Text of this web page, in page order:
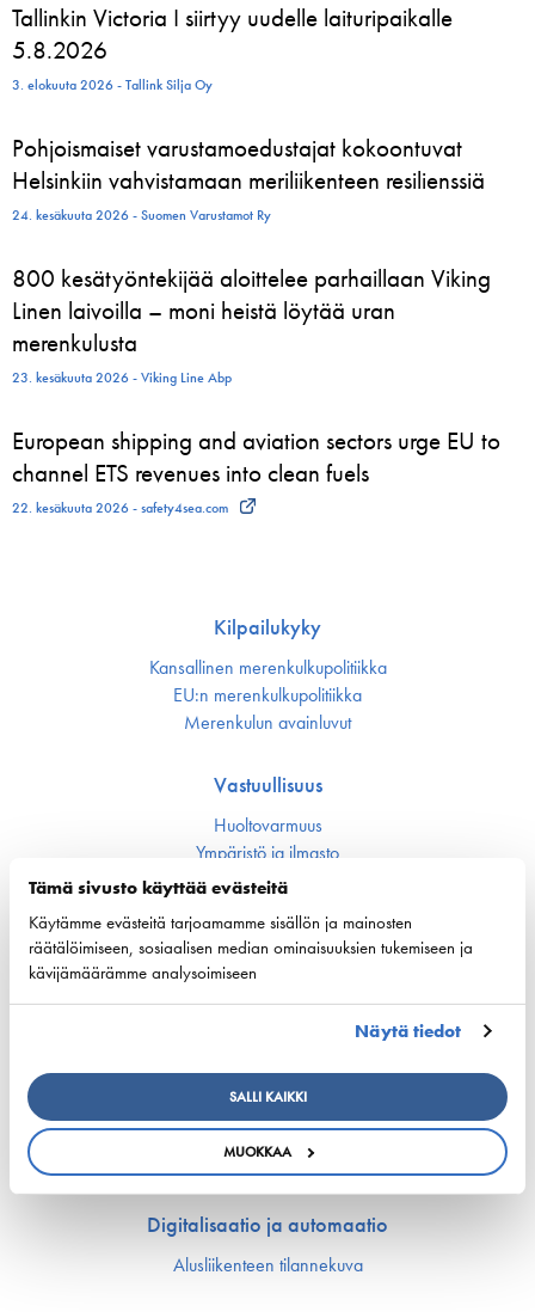
Tämä sivusto käyttää evästeitä
Käytämme evästeitä tarjoamamme sisällön ja mainosten
räätälöimiseen, sosiaalisen median ominaisuuksien tukemiseen ja
kävijämäärämme analysoimiseen
Näytä tiedot
SALLI KAIKKI
MUOKKAA
Tallinkin Victoria I siirtyy uudelle laituripaikalle
5.8.2026
3. elokuuta 2026 - Tallink Silja Oy
Pohjoismaiset varustamoedustajat kokoontuvat
Helsinkiin vahvistamaan meriliikenteen resilienssiä
24. kesäkuuta 2026 - Suomen Varustamot Ry
800 kesätyöntekijää aloittelee parhaillaan Viking
Linen laivoilla – moni heistä löytää uran
merenkulusta
23. kesäkuuta 2026 - Viking Line Abp
European shipping and aviation sectors urge EU to
channel ETS revenues into clean fuels
22. kesäkuuta 2026 - safety4sea.com
Kilpailukyky
Kansallinen merenkulku­politiikka
EU:n merenkulku­politiikka
Merenkulun avainluvut
Vastuullisuus
Huoltovarmuus
Ympäristö ja ilmasto
Varustamot panostavat uuteen teknologiaan ja
ympäristöystävällisiin ratkaisuihin uusissa aluksissa
Turvallisuus
Työmarkkinat ja osaaminen
Koulutus ja osaaminen
Suomen Varustamoiden Yrityskylä
Merenkulun HarjoitteluMylly
Ship Happens: Tutustu merenkulkualan mahdollisuuksiin
Digitalisaatio ja automaatio
Alusliikenteen tilannekuva